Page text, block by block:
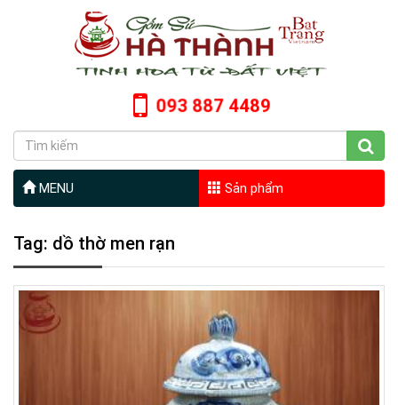
093 887 4489
MENU Sản phẩm
Tag: dồ thờ men rạn